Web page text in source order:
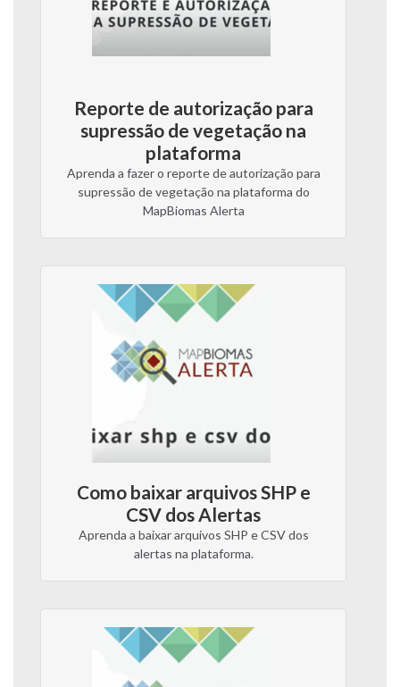
Reporte de autorização para
supressão de vegetação na
plataforma
Aprenda a fazer o reporte de autorização para
supressão de vegetação na plataforma do
MapBiomas Alerta
Como baixar arquivos SHP e
CSV dos Alertas
Aprenda a baixar arquivos SHP e CSV dos
alertas na plataforma.